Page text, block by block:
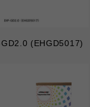
(EHGD5017)